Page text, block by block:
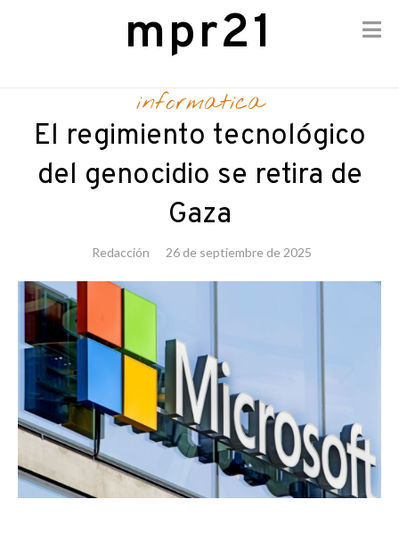
content
mpr21
informatica
El regimiento tecnológico
del genocidio se retira de
Gaza
Redacción 26 de septiembre de 2025